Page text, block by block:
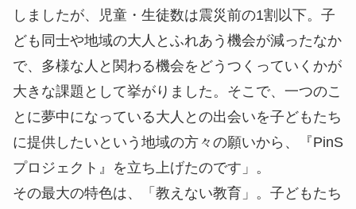
しましたが、児童・生徒数は震災前の1割以下。子
ども同士や地域の大人とふれあう機会が減ったなか
で、多様な人と関わる機会をどうつくっていくかが
大きな課題として挙がりました。そこで、一つのこ
とに夢中になっている大人との出会いを子どもたち
に提供したいという地域の方々の願いから、『PinS
プロジェクト』を立ち上げたのです」。
その最大の特色は、「教えない教育」。子どもたち